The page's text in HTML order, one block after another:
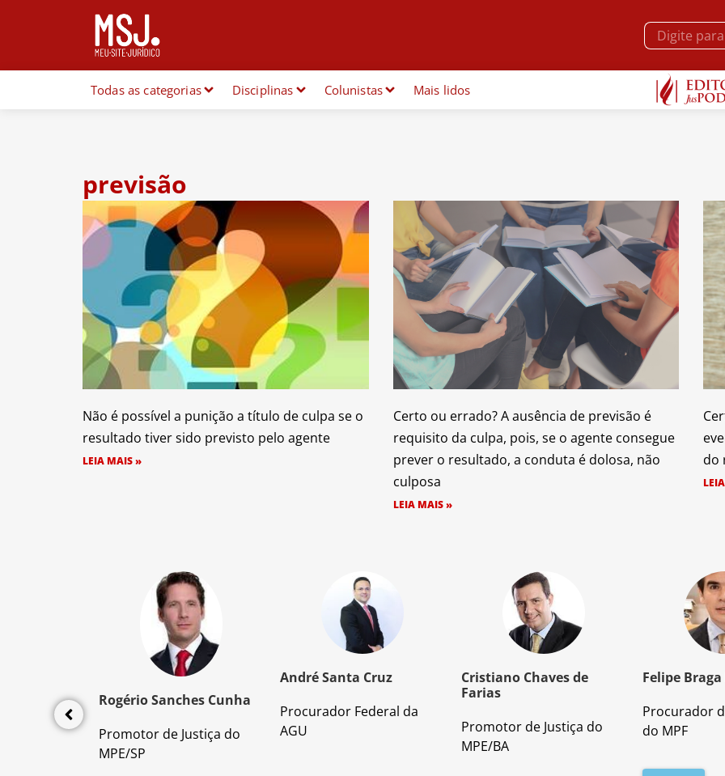
Todas as categorias Disciplinas Colunistas Mais lidos
previsão
Não é possível a punição a título de culpa se o
resultado tiver sido previsto pelo agente
LEIA MAIS »
Certo ou errado? A ausência de previsão é
requisito da culpa, pois, se o agente consegue
prever o resultado, a conduta é dolosa, não
culposa
LEIA MAIS »
do
Civil
Rogério Sanches Cunha
Promotor de Justiça do
MPE/SP
André Santa Cruz
Procurador Federal da
AGU
Cristiano Chaves de
Farias
Promotor de Justiça do
MPE/BA
Felipe
Procurador
do MPF